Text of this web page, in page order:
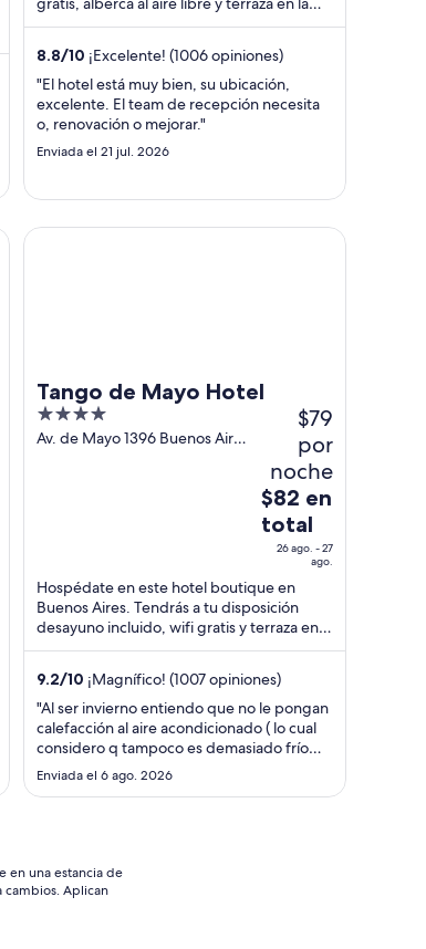
total
por
noche
del
8
azotea. Nuestros huéspedes destacan ...
8.8/10 ¡Excelente! (1006 opiniones)
"El hotel está muy bien, su ubicación,
excelente. El team de recepción necesita
o, renovación o mejorar."
Enviada el 21 jul. 2026
Tango de Mayo Hotel
4
out
Av. de Mayo 1396 Buenos Aires
$79
por
noche
El
precio
es
$82
en
total
por
noche
del
26
ago
27
$82 en
total
26 ago. - 27
ago.
Hospédate en este hotel boutique en
Buenos Aires. Tendrás a tu disposición
desayuno incluido, wifi gratis y terraza en la
azotea. Nuestros huéspedes destacan ...
9.2/10 ¡Magnífico! (1007 opiniones)
"Al ser invierno entiendo que no le pongan
calefacción al aire acondicionado ( lo cual
considero q tampoco es demasiado frío
Buenos Aires, pero bueno ) . El punto es
que el cuarto que nos dieron era muy
Enviada el 6 ago. 2026
Tango de Mayo Hotel
en una estancia de
cambios. Aplican